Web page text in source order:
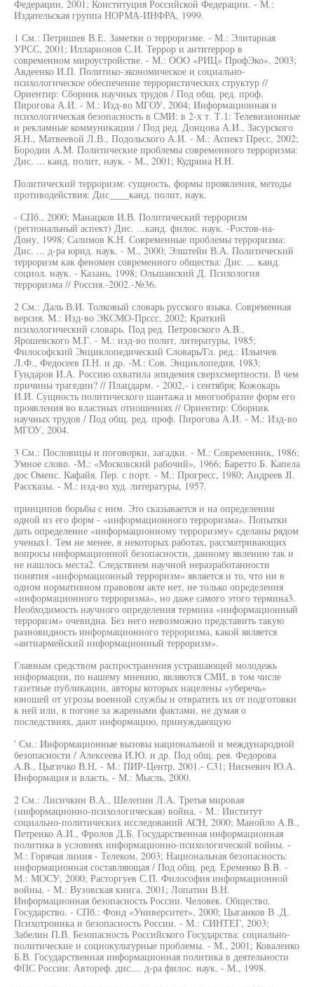
Федерации, 2001; Конституция Российской Федерации. - М.:
Издательская группа НОРМА-ИНФРА, 1999.
1 См.: Петришев В.Е. Заметки о терроризме. - М.: Элитарная
УРСС, 2001; Илларионов С.И. Террор и антитеррор в
современном мироустройстве. - М.: ООО «РИЦ» ПрофЭко», 2003;
Авдеенко И.П. Политико-экономическое и социально-
психологическое обеспечение террористических структур //
Ориентир: Сборник научных трудов / Под общ. ред. проф.
Пирогова А.И. - М.: Изд-во МГОУ, 2004; Информационная и
психологическая безопасность в СМИ: в 2-х т. Т.1: Телевизионные
и рекламные коммуникации / Под ред. Донцова А.И., Засурского
Я.Н., Матвеевой Л.В., Подольского А.И. - М.: Аспект Пресс, 2002;
Бородин A.M. Политические проблемы современного терроризма:
Дис. ... канд. полит, наук. - М., 2001; Кудрина H.H.
Политический терроризм: сущность, формы проявления, методы
противодействия: Дис____канд. полит, наук.
- СПб., 2000; Манацков И.В. Политический терроризм
(региональный аспект) Дис. ...канд. фнлос. наук. -Ростов-на-
Дону, 1998; Салимов К.Н. Современные проблемы терроризма:
Дис. ... д-ра юрид. наук. - М., 2000; Элштейн В.А. Политический
терроризм как феномен современного общества: Дис. ... канд.
социол. наук. - Казань, 1998; Ольшанский Д. Психология
терроризма // Россия.-2002.-№36.
2 См.: Даль В.И. Толковый словарь русского языка. Современная
версия. М.: Изд-во ЭКСМО-Прссс, 2002; Краткий
психологический словарь. Под ред. Петровского A.B.,
Ярошевского М.Г. - М.: изд-во полит, литературы, 1985;
Философский Энциклопедический Словарь/Гл. ред.: Ильичев
Л.Ф., Федосеев П.Н. и др. -М.: Сов. Энциклопедия, 1983;
Гундаров И.А. Россию охватила эпидемия сверхсмертности. В чем
причины трагедии? // Плацдарм. - 2002,- i сентября; Кожокарь
И.И. Сущность политического шантажа и многообразие форм его
проявления во властных отношениях // Ориентир: Сборник
научных трудов / Под общ. ред. проф. Пирогова А.И. - М.: Изд-во
МГОУ, 2004.
3 См.: Пословицы и поговорки, загадки. - М.: Современник, 1986;
Умное слово. -М.: «Московский рабочий», 1966; Баретто Б. Капела
дос Оменс. Кафайя. Пер. с порт. - М.: Прогресс, 1980; Андреев JI.
Рассказы. - М.: изд-во худ. литературы, 1957.
принципов борьбы с ним. Это сказывается и на определении
одной из его форм - «информационного терроризма». Попытки
дать определение «информационному терроризму» сделаны рядом
ученых1. Тем не менее, в некоторых работах, рассматривающих
вопросы информационной безопасности, данному явлению так и
не нашлось места2. Следствием научной неразработанности
понятия «информационный терроризм» является и то, что ни в
одном нормативном правовом акте нет, не только определения
«информационного терроризма», но даже самого этого термина3.
Необходимость научного определения термина «информационный
терроризм» очевидна. Без него невозможно представить такую
разновидность информационного терроризма, какой является
«антиармейский информационный терроризм».
Главным средством распространения устрашающей молодежь
информации, по нашему мнению, являются СМИ, в том числе
газетные публикации, авторы которых нацелены «уберечь»
юношей от угрозы военной службы и отвратить их от подготовки
к ней или, в погоне за жареными фактами, не думая о
последствиях, дают информацию, принуждающую
' См.: Информационные вызовы национальной и международной
безопасности / Алексеева И.Ю. и др. Под общ. рея. Федорова
A.B., Цыгичко В.Н, - М.: ПИР-Центр, 2001.- С31; Нисневич Ю.А.
Информация и власть, - М.: Мысль, 2000.
2 См.: Лисичкин В.А., Шелепин Л.А. Третья мировая
(информационно-психологическая) война. - М.: Институт
социально-политических исследований ACH, 2000; Манойло A.B.,
Петренко А.И., Фролов Д.Б. Государственная информационная
политика в условиях информационно-психологической войны. -
М.: Горячая линия - Телеком, 2003; Национальная безопасность:
информационная составляющая / Под общ. ред. Еременко B.B. -
М.: МОСУ, 2000; Расторгуев С.П. Философия информационной
войны. - М.: Вузовская книга, 2001; Лопатин В.Н.
Информационная безопасность России. Человек. Общество.
Государство. - СПб.: Фонд «Университет», 2000; Цыганков В .Д.
Психотроника и безопасность России. - М.: СИНТЕГ, 2003;
Забелин П.В. Безопасность Российского Государства: социально-
политические и социокультурные проблемы. - М., 2001; Коваленко
Б.В. Государственная информационная политика в деятельности
ФПС России: Автореф. дис.... д-ра филос. наук. - М., 1998.